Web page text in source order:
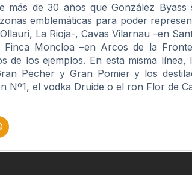
más de 30 años que González
emblemáticas para poder
La Rioja-, Cavas Vilarnau –en
Finca Moncloa –en Arcos de la
de los ejemplos. En esta misma línea,
Pecher y Gran Pomier y los
Nº1, el vodka Druide o el ron Flor de